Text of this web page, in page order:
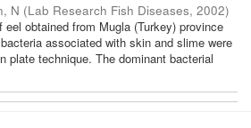
N (Lab Research Fish Diseases, 2002)
obtained from Mugla (Turkey) province
associated with skin and slime were
plate technique. The dominant bacterial